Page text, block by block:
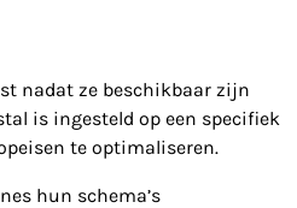
nadat ze beschikbaar zijn
is ingesteld op een specifiek
te optimaliseren.
hun schema’s